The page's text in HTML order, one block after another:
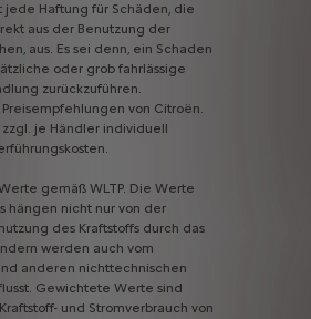
jede Haftung für Schäden, die
aus der Benutzung der
aus. Es sei denn, ein Schaden
oder grob fahrlässige
zurückzuführen.
Preisempfehlungen von Citroën.
zzgl. je Händler individuell
gemäß WLTP. Die Werte
hängen nicht nur von der
des Kraftstoffs durch das
werden auch vom
anderen nichttechnischen
Gewichtete Werte sind
Kraftstoff- und Stromverbrauch von